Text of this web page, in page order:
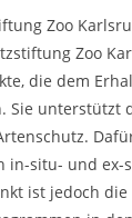
Zoo
Zoo
die dem
Sie unterstützt
in-situ- und ex-
ist jedoch